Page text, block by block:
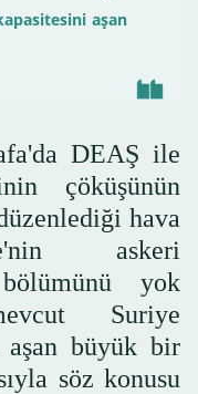
aşan
DEAŞ ile
çöküşünün
hava
askeri
yok
Suriye
aşan büyük bir
söz konusu